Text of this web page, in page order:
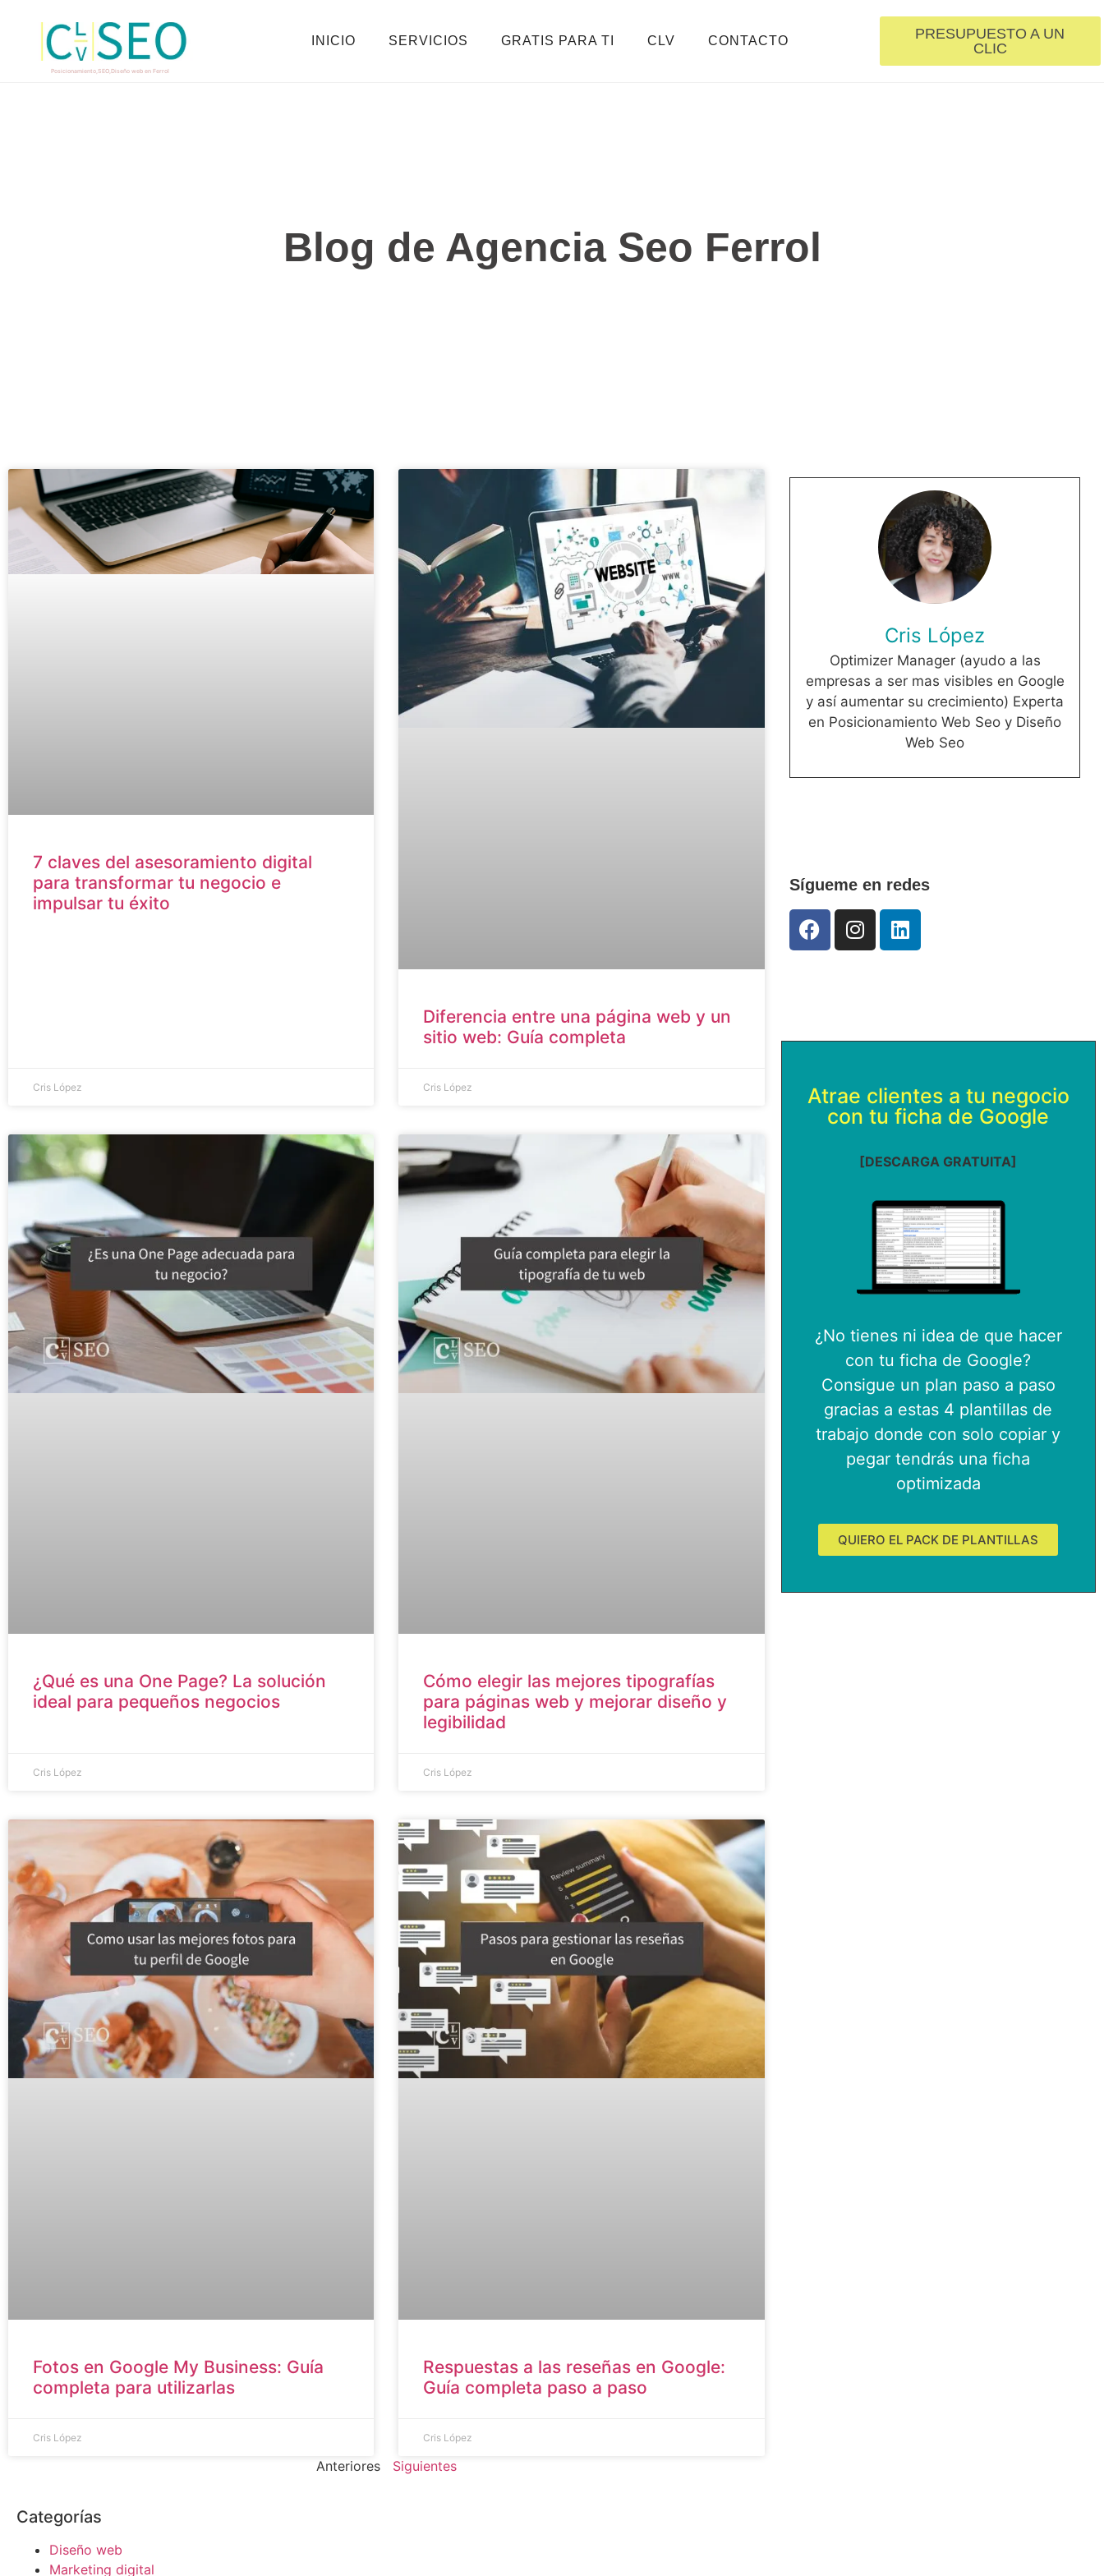
Posicionamiento,SEO,Diseño web en Ferrol
INICIO SERVICIOS GRATIS PARA TI CLV CONTACTO
PRESUPUESTO A UN
CLIC
Blog de Agencia Seo Ferrol
7 claves del asesoramiento digital
para transformar tu negocio e
impulsar tu éxito
Cris López
Diferencia entre una página web y un
sitio web: Guía completa
Cris López
¿Qué es una One Page? La solución
ideal para pequeños negocios
Cris López
Cómo elegir las mejores tipografías
para páginas web y mejorar diseño y
legibilidad
Cris López
Fotos en Google My Business: Guía
completa para utilizarlas
Cris López
Respuestas a las reseñas en Google:
Guía completa paso a paso
Cris López
Anteriores Siguientes
Categorías
Diseño web
Marketing digital
Cris López
Optimizer Manager (ayudo a las
empresas a ser mas visibles en Google
y así aumentar su crecimiento) Experta
en Posicionamiento Web Seo y Diseño
Web Seo
Sígueme en redes
Atrae clientes a tu negocio
con tu ficha de Google
[DESCARGA GRATUITA]
¿No tienes ni idea de que hacer
con tu ficha de Google?
Consigue un plan paso a paso
gracias a estas 4 plantillas de
trabajo donde con solo copiar y
pegar tendrás una ficha
optimizada
QUIERO EL PACK DE PLANTILLAS